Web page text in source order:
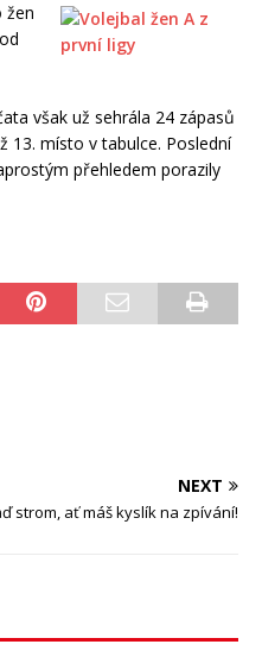
žen
však už sehrála 24 zápasů
13. místo v tabulce. Poslední
přehledem porazily
NEXT
strom, ať máš kyslík na zpívání!